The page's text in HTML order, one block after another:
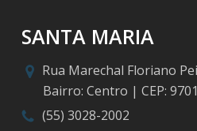
SANTA MARIA
Rua Marechal Floriano
Bairro: Centro | CEP:
(55) 3028-2002